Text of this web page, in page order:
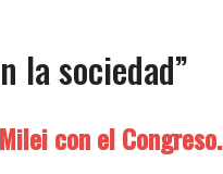
la sociedad”
con el Congreso.